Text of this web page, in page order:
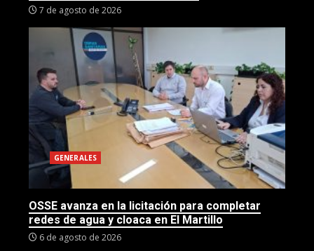
7 de agosto de 2026
GENERALES
OSSE avanza en la licitación para completar
redes de agua y cloaca en El Martillo
6 de agosto de 2026